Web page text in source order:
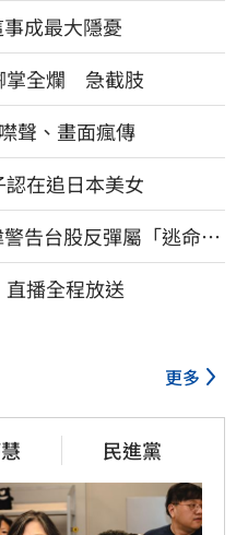
成最大隱憂
掌全爛 急截肢
聲、畫面瘋傳
在追日本美女
告台股反彈屬「逃命
播全程放送
更多
民進黨